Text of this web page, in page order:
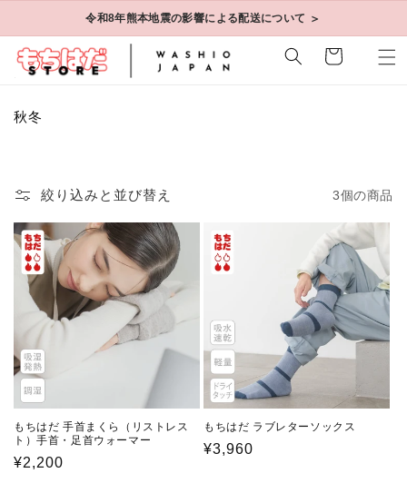
進む
令和8年熊本地震の影響による配送について ＞
カ
ー
コ
ン
:
秋冬
絞り込みと並び替え 3個の商品
もちはだ 手首まくら（リストレス
ト）手首・足首ウォーマー
通
¥2,200
もちはだ ラブレターソックス
通
¥3,960